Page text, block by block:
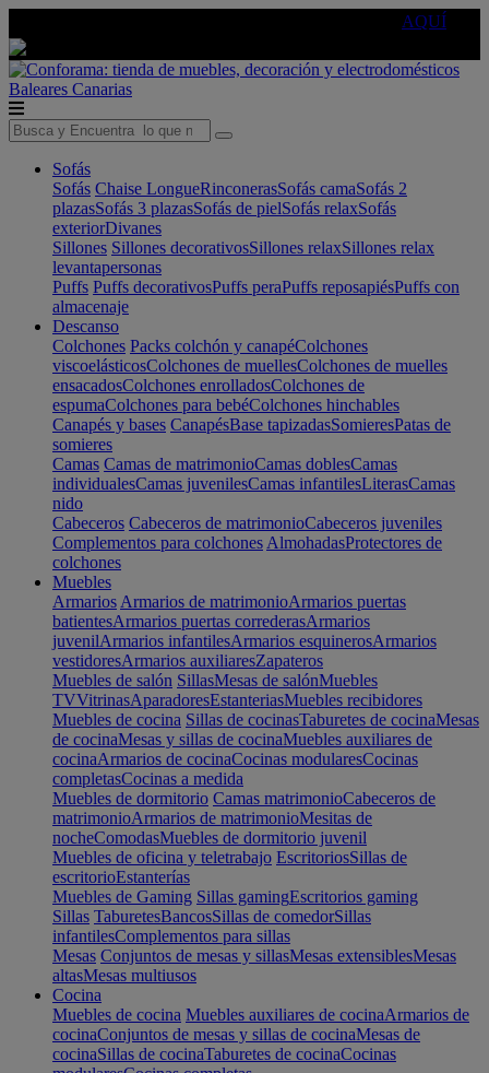
AQUÍ
Baleares Canarias
Sofás
Sofás Chaise LongueRinconerasSofás camaSofás 2
plazasSofás 3 plazasSofás de pielSofás relaxSofás
exteriorDivanes
Sillones Sillones decorativosSillones relaxSillones relax
levantapersonas
Puffs Puffs decorativosPuffs peraPuffs reposapiésPuffs con
almacenaje
Descanso
Colchones Packs colchón y canapéColchones
viscoelásticosColchones de muellesColchones de muelles
ensacadosColchones enrolladosColchones de
espumaColchones para bebéColchones hinchables
Canapés y bases CanapésBase tapizadasSomieresPatas de
somieres
Camas Camas de matrimonioCamas doblesCamas
individualesCamas juvenilesCamas infantilesLiterasCamas
nido
Cabeceros Cabeceros de matrimonioCabeceros juveniles
Complementos para colchones AlmohadasProtectores de
colchones
Muebles
Armarios Armarios de matrimonioArmarios puertas
batientesArmarios puertas correderasArmarios
juvenilArmarios infantilesArmarios esquinerosArmarios
vestidoresArmarios auxiliaresZapateros
Muebles de salón SillasMesas de salónMuebles
TVVitrinasAparadoresEstanteriasMuebles recibidores
Muebles de cocina Sillas de cocinasTaburetes de cocinaMesas
de cocinaMesas y sillas de cocinaMuebles auxiliares de
cocinaArmarios de cocinaCocinas modularesCocinas
completasCocinas a medida
Muebles de dormitorio Camas matrimonioCabeceros de
matrimonioArmarios de matrimonioMesitas de
nocheComodasMuebles de dormitorio juvenil
Muebles de oficina y teletrabajo EscritoriosSillas de
escritorioEstanterías
Muebles de Gaming Sillas gamingEscritorios gaming
Sillas TaburetesBancosSillas de comedorSillas
infantilesComplementos para sillas
Mesas Conjuntos de mesas y sillasMesas extensiblesMesas
altasMesas multiusos
Cocina
Muebles de cocina Muebles auxiliares de cocinaArmarios de
cocinaConjuntos de mesas y sillas de cocinaMesas de
cocinaSillas de cocinaTaburetes de cocinaCocinas